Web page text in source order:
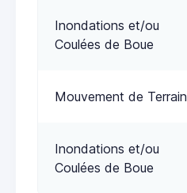
Inondations et/ou
Coulées de Boue
Mouvement de Terrain
Inondations et/ou
Coulées de Boue